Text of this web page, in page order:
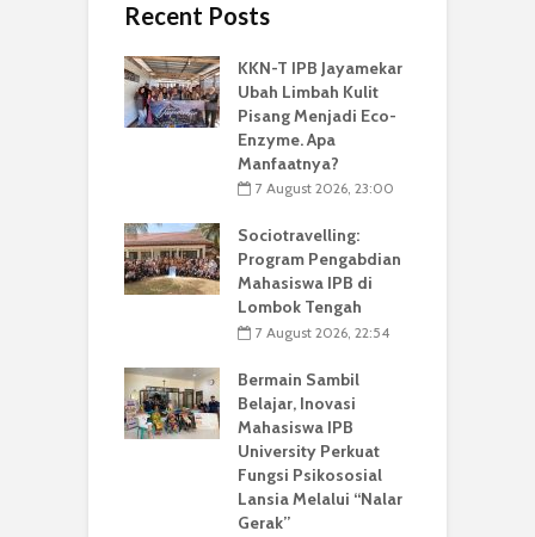
Recent Posts
KKN-T IPB Jayamekar
Ubah Limbah Kulit
Pisang Menjadi Eco-
Enzyme. Apa
Manfaatnya?
7 August 2026, 23:00
Sociotravelling:
Program Pengabdian
Mahasiswa IPB di
Lombok Tengah
7 August 2026, 22:54
Bermain Sambil
Belajar, Inovasi
Mahasiswa IPB
University Perkuat
Fungsi Psikososial
Lansia Melalui “Nalar
Gerak”